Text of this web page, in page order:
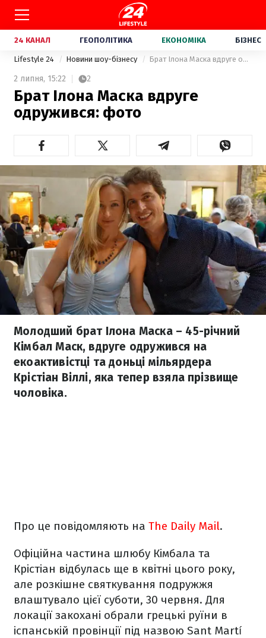
24 КАНАЛ ГЕОПОЛІТИКА ЕКОНОМІКА БІЗНЕС
Lifestyle 24 Новини шоу-бізнесу Брат Ілона Маска вдруге одружився: фото
2 липня, 15:22 2
Брат Ілона Маска вдруге
одружився: фото
Молодший брат Ілона Маска – 45-річний
Кімбал Маск, вдруге одружився на
екоактивістці та доньці мільярдера
Крістіан Віллі, яка тепер взяла прізвище
чоловіка.
Про це повідомляють на The Daily Mail.
Офіційна частина шлюбу Кімбала та
Крістіан відбулась ще в квітні цього року,
але розкішне святкування подружжя
влаштувало цієї суботи, 30 червня. Для
локації закохані обрали грецькі руїни в
іспанській провінції під назвою Sant Martí